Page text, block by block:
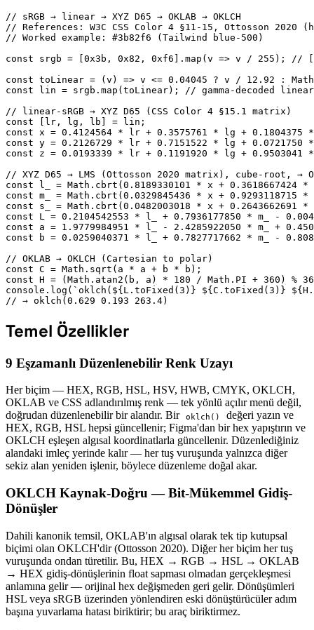
// sRGB → linear → XYZ D65 → OKLAB → OKLCH
// References: W3C CSS Color 4 §11-15, Ottosson
// Worked example: #3b82f6 (Tailwind blue-500)
const srgb = [0x3b, 0x82, 0xf6].map(v => v / 255); //
const toLinear = (v) => v <= 0.04045 ? v / 12.92 :
const lin = srgb.map(toLinear); // gamma-decoded linear-
// linear-sRGB → XYZ D65 (CSS Color 4 §15.1 matrix)
const [lr, lg, lb] = lin;
const x = 0.4124564 * lr + 0.3575761 * lg + 0.1804375
const y = 0.2126729 * lr + 0.7151522 * lg + 0.0721750
const z = 0.0193339 * lr + 0.1191920 * lg + 0.9503041
// XYZ D65 → LMS (Ottosson 2020 matrix), cube-root, →
const l_ = Math.cbrt(0.8189330101 * x + 0.3618667424
const m_ = Math.cbrt(0.0329845436 * x + 0.9293118715
const s_ = Math.cbrt(0.0482003018 * x + 0.2643662691
const L = 0.2104542553 * l_ + 0.7936177850 * m_ -
const a = 1.9779984951 * l_ - 2.4285922050 * m_ +
const b = 0.0259040371 * l_ + 0.7827717662 * m_ -
// OKLAB → OKLCH (Cartesian to polar)
const C = Math.sqrt(a * a + b * b);
const H = (Math.atan2(b, a) * 180 / Math.PI + 360) %
console.log(`oklch(${L.toFixed(3)} ${C.toFixed(3)}
// → oklch(0.629 0.193 263.4)
Temel Özellikler
9 Eşzamanlı Düzenlenebilir Renk Uzayı
Her biçim — HEX, RGB, HSL, HSV, HWB, CMYK, OKLCH,
OKLAB ve CSS adlandırılmış renk — tek yönlü açılır menü değil,
doğrudan düzenlenebilir bir alandır. Bir
oklch()
değeri yazın ve
HEX, RGB, HSL hepsi güncellenir; Figma'dan bir hex yapıştırın ve
OKLCH eşleşen algısal koordinatlarla güncellenir. Düzenlediğiniz
alandaki imleç yerinde kalır — her tuş vuruşunda yalnızca diğer
sekiz alan yeniden işlenir, böylece düzenleme doğal akar.
OKLCH Kaynak-Doğru — Bit-Mükemmel Gidiş-
Dönüşler
Dahili kanonik temsil, OKLAB'ın algısal olarak tek tip kutupsal
biçimi olan OKLCH'dir (Ottosson 2020). Diğer her biçim her tuş
vuruşunda ondan türetilir. Bu, HEX → RGB → HSL → OKLAB
→ HEX gidiş-dönüşlerinin float sapması olmadan gerçekleşmesi
anlamına gelir — orijinal hex değişmeden geri gelir. Dönüşümleri
HSL veya sRGB üzerinden yönlendiren eski dönüştürücüler adım
başına yuvarlama hatası biriktirir; bu araç biriktirmez.